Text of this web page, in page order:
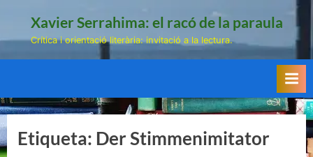
Xavier Serrahima: el racó de la paraula
Crítica i orientació literària: invitació a la lectura.
Etiqueta: Der Stimmenimitator